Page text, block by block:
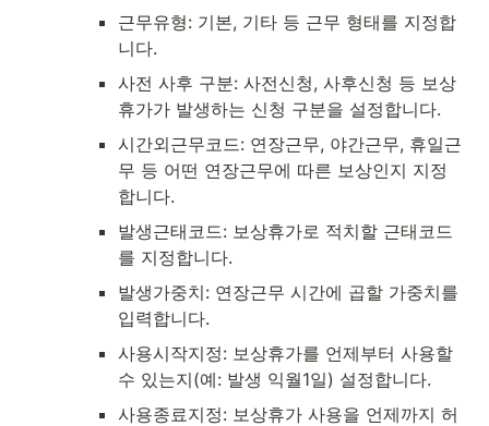
근무유형: 기본, 기타 등 근무 형태를 지정합
니다.
사전 사후 구분: 사전신청, 사후신청 등 보상
휴가가 발생하는 신청 구분을 설정합니다.
시간외근무코드: 연장근무, 야간근무, 휴일근
무 등 어떤 연장근무에 따른 보상인지 지정
합니다.
발생근태코드: 보상휴가로 적치할 근태코드
를 지정합니다.
발생가중치: 연장근무 시간에 곱할 가중치를
입력합니다.
사용시작지정: 보상휴가를 언제부터 사용할
수 있는지(예: 발생 익월1일) 설정합니다.
사용종료지정: 보상휴가 사용을 언제까지 허